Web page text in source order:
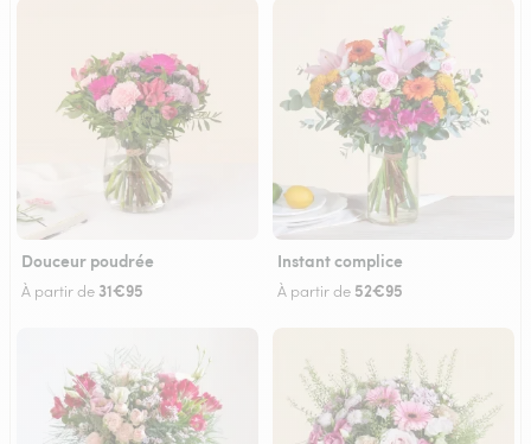
Douceur poudrée
À partir de 31€95
Instant complice
À partir de 52€95